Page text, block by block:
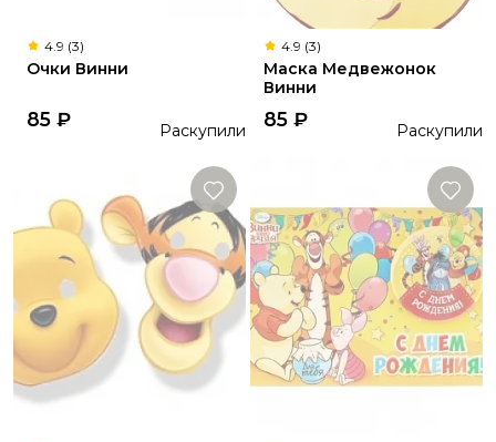
4.9 (3)
Очки Винни
85 ₽ Раскупили
4.9 (3)
Маска Медвежонок
Винни
85 ₽ Раскупили